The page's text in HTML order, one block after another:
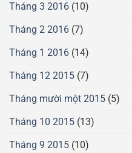
Tháng 3 2016 (10)
Tháng 2 2016 (7)
Tháng 1 2016 (14)
Tháng 12 2015 (7)
Tháng mười một 2015 (5)
Tháng 10 2015 (13)
Tháng 9 2015 (10)